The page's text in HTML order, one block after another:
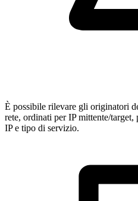
È possibile rilevare gli originatori
rete, ordinati per IP mittente/
IP e tipo di servizio.